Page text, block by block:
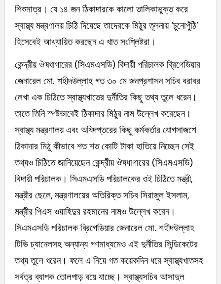
শিশুমাত্র। যে ১৪ জন ঠিকাদারকে কালো তালিকাভুক্ত করে
স্বাস্থ্য মন্ত্রণালয় চিঠি দিয়েছে তাদেরকে মিঠুর তূলনায় ‘চুনোপুঁঠি’
হিসেবেই আখ্যায়িত করছেন এ খাত সংশ্লিষ্টরা।
কেন্দ্রীয় ঔষধাগারের (সিএমএসডি) বিদায়ী পরিচালক ব্রিগেডিয়ার
জেনারেল মো. শহীদউল্লাহ গত ৩০ মে জনপ্রশাসন সচিব বরাবর
লেখা এক চিঠিতে স্বাস্থ্যখাতের দুর্নীতির কিছু তথ্য তুলে ধরেন।
তাতে তিনি স্পষ্টভাবেই ঠিকাদার মিঠুর নাম উল্লেখ করেছেন।
স্বাস্থ্য মন্ত্রণালয় এবং অধিদপ্তরের কিছু কর্মকর্তার যোগসাজশে
ঠিকাদার মিঠু কীভাবে শত শত কোটি টাকা হাতিয়ে নিচ্ছেন সেই
তথ্যও চিঠিতে জানিয়েছেন কেন্দ্রীয় ঔষধাগারের (সিএমএসডি)
বিদায়ী পরিচালক। সিএমএসডি পরিচালকের ওই চিঠিতে মন্ত্রী,
মন্ত্রীর ছেলে, মন্ত্রণালয়ের অতিরিক্ত সচিব সিরাজুল ইসলাম,
মন্ত্রীর পিএস ওয়াহিদুর রহমানের নামও উল্লেখ করেন।
সিএমএসডি পরিচালক ব্রিগেডিয়ার জেনারেল মো. শহীদউল্লাহ
টিভি চ্যানেলসহ অন্যান্য গণমাধ্যমেও এই দুর্নীতির সিন্ডিকেটের
তথ্য তুলে ধরেন। ফলে এ নিয়ে গত কয়েকদিন ধরে স্বাস্থ্যখাতসহ
সর্বত্র ব্যাপক তোলপাড় বয়ে যাচ্ছে। স্বাস্থ্যসচিব আসাদুল